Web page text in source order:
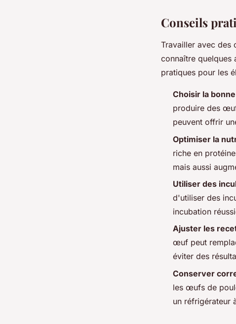
Conseils
Travailler avec des
connaître quelques
pratiques pour les
Choisir la
produire des
peuvent offrir
Optimiser la
riche en
mais aussi
Utiliser des
d'utiliser des
incubation
Ajuster les
œuf peut
éviter des
Conserver
les œufs de
un réfrigérateur